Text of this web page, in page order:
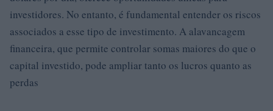
investidores. No entanto, é fundamental entender os riscos
associados a esse tipo de investimento. A alavancagem
financeira, que permite controlar somas maiores do que o
capital investido, pode ampliar tanto os lucros quanto as
perdas